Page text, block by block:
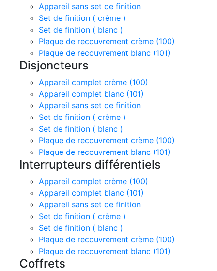
Appareil sans set de finition
Set de finition ( crème )
Set de finition ( blanc )
Plaque de recouvrement crème (100)
Plaque de recouvrement blanc (101)
Disjoncteurs
Appareil complet crème (100)
Appareil complet blanc (101)
Appareil sans set de finition
Set de finition ( crème )
Set de finition ( blanc )
Plaque de recouvrement crème (100)
Plaque de recouvrement blanc (101)
Interrupteurs différentiels
Appareil complet crème (100)
Appareil complet blanc (101)
Appareil sans set de finition
Set de finition ( crème )
Set de finition ( blanc )
Plaque de recouvrement crème (100)
Plaque de recouvrement blanc (101)
Coffrets